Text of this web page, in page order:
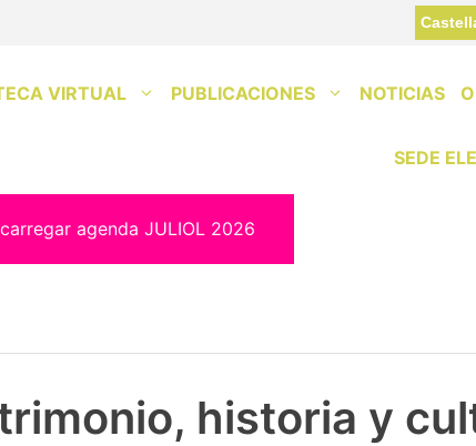
VIRTUAL PUBLICACIONES NOTICIAS
SEDE
agenda JULIOL 2026
historia y